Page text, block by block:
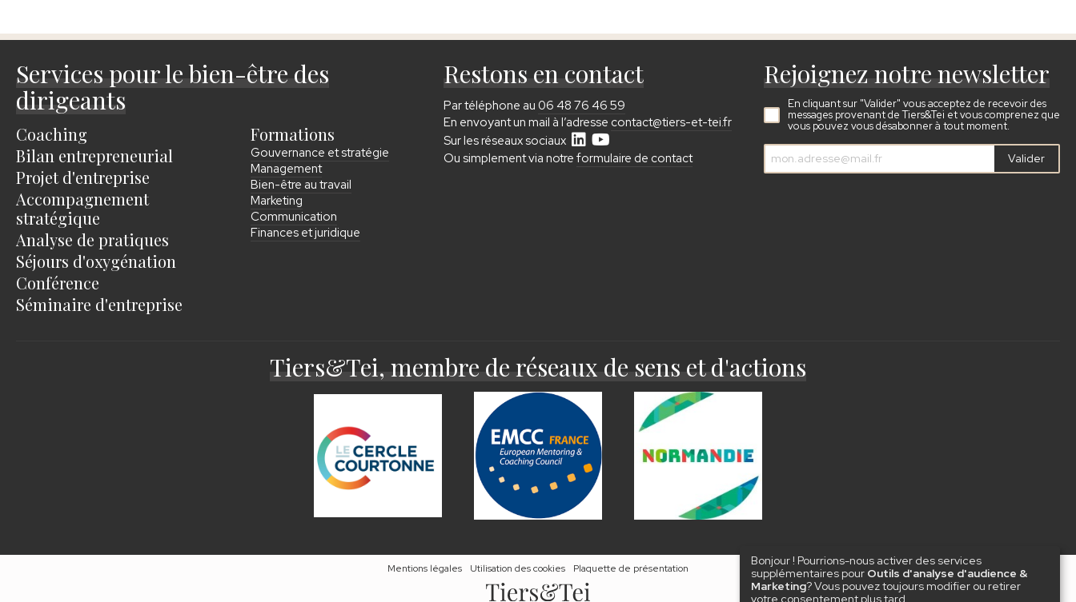
Services pour le bien-être des
dirigeants
Coaching
Bilan entrepreneurial
Projet d'entreprise
Accompagnement
stratégique
Analyse de pratiques
Séjours d'oxygénation
Conférence
Séminaire d'entreprise
Formations
Gouvernance et stratégie
Management
Bien-être au travail
Marketing
Communication
Finances et juridique
Restons en contact
Par téléphone au 06 48 76 46 59
En envoyant un mail à l’adresse contact@tiers-et-tei.fr
Sur les réseaux sociaux
Ou simplement via notre formulaire de contact
Rejoignez notre newsletter
En cliquant sur "Valider" vous acceptez de recevoir des
messages provenant de Tiers&Tei et vous comprenez que
vous pouvez vous désabonner à tout moment.
Valider
Tiers&Tei, membre de réseaux de sens et d'actions
Mentions légales Utilisation des cookies Plaquette de présentation
Bonjour ! Pourrions-nous activer des services
supplémentaires pour Outils d'analyse d'audience &
Marketing? Vous pouvez toujours modifier ou retirer
votre consentement plus tard.